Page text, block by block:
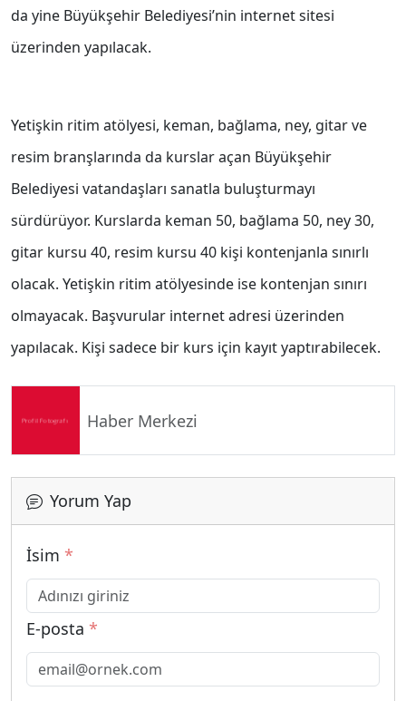
da yine Büyükşehir Belediyesi’nin internet sitesi
üzerinden yapılacak.
Yetişkin ritim atölyesi, keman, bağlama, ney, gitar ve
resim branşlarında da kurslar açan Büyükşehir
Belediyesi vatandaşları sanatla buluşturmayı
sürdürüyor. Kurslarda keman 50, bağlama 50, ney 30,
gitar kursu 40, resim kursu 40 kişi kontenjanla sınırlı
olacak. Yetişkin ritim atölyesinde ise kontenjan sınırı
olmayacak. Başvurular internet adresi üzerinden
yapılacak. Kişi sadece bir kurs için kayıt yaptırabilecek.
Haber Merkezi
Yorum Yap
İsim *
E-posta *